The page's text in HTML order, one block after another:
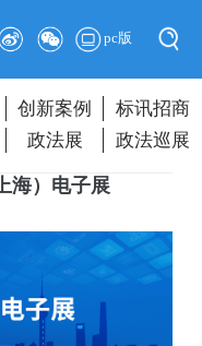
pc版
创新案例
标讯招商
政法展 政法巡展
海）电子展